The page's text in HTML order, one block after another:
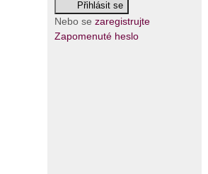
Nebo sezaregistrujte
Zapomenuté heslo